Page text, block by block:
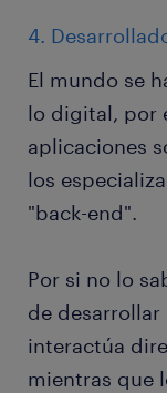
4.
El mundo se
lo digital, por
aplicaciones
los
"back-end".
Por si no lo
de
interactúa
mientras que